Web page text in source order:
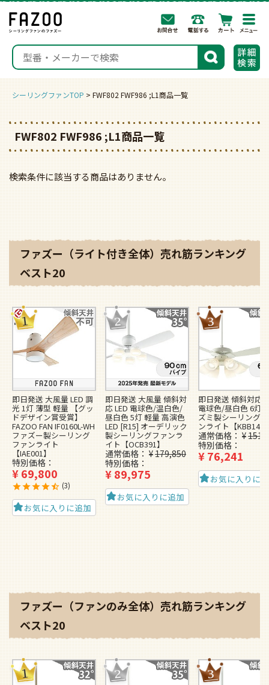
検索
シーリングファンTOP FWF802 FWF986 ;L1商品一覧
FWF802 FWF986 ;L1商品一覧
検索条件に該当する商品はありません。
ファズー（ライト付き全体）売れ筋ランキング
ベスト20
即日発送 大風量 LED 調
光 1灯 薄型 軽量 【グッ
ドデザイン賞受賞】
FAZOO FAN IF0160L-WH
ファズー製シーリング
ファンライト
【IAE001】
特別価格
¥69,800
3
お気に入りに追加
即日発送 大風量 傾斜対
応 LED 電球色/温白色/
昼白色 5灯 軽量 高演色
LED [R15] オーデリック
製シーリングファンラ
イト【OCB391】
通常価格 ¥179,850
特別価格
¥89,975
お気に入りに追加
即日発送 傾斜対応
電球色/昼白色 6灯
ズミ製シーリング
ンライト【KBB148
通常価格 ¥
特別価格
¥76,241
お気に入りに
ファズー（ファンのみ全体）売れ筋ランキング
ベスト20